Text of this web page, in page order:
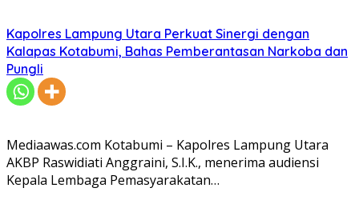
Kapolres Lampung Utara Perkuat Sinergi dengan
Kalapas Kotabumi, Bahas Pemberantasan Narkoba dan
Pungli
Mediaawas.com Kotabumi – Kapolres Lampung Utara
AKBP Raswidiati Anggraini, S.I.K., menerima audiensi
Kepala Lembaga Pemasyarakatan…